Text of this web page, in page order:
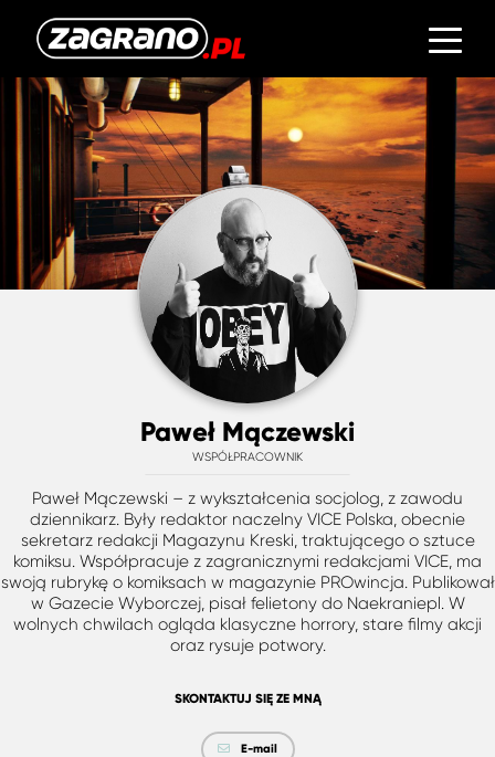
Paweł Mączewski
WSPÓŁPRACOWNIK
Paweł Mączewski – z wykształcenia socjolog, z zawodu
dziennikarz. Były redaktor naczelny VICE Polska, obecnie
sekretarz redakcji Magazynu Kreski, traktującego o sztuce
komiksu. Współpracuje z zagranicznymi redakcjami VICE, ma
swoją rubrykę o komiksach w magazynie PROwincja. Publikował
w Gazecie Wyborczej, pisał felietony do Naekraniepl. W
wolnych chwilach ogląda klasyczne horrory, stare filmy akcji
oraz rysuje potwory.
SKONTAKTUJ SIĘ ZE MNĄ
E-mail